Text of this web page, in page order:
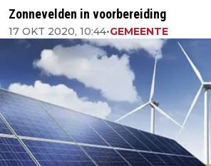
Zonnevelden in voorbereiding
17 OKT 2020, 10:44•GEMEENTE